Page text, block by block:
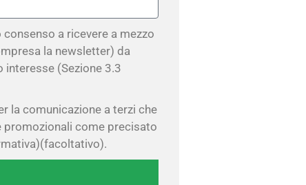
a ricevere a mezzo
la newsletter) da
(Sezione 3.3
la comunicazione a terzi che
come precisato